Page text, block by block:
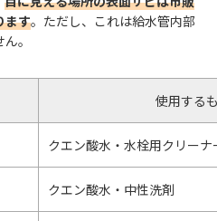
ます。ただし、これは給水管内部
。
使用する
クエン酸水・水栓用クリー
クエン酸水・中性洗剤